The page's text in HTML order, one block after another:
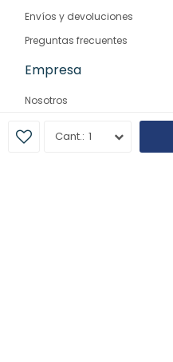
1
Envíos y devoluciones
Preguntas frecuentes
Empresa
Nosotros